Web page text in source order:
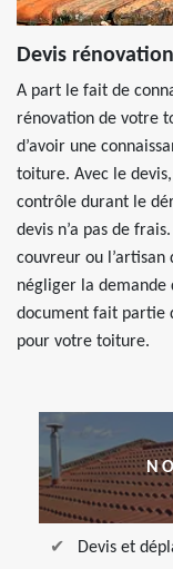
Devis
A part le fait de
rénovation de votre
d’avoir une
toiture. Avec le
contrôle durant le
devis n’a pas de
couvreur ou
négliger la demande
document fait partie
pour votre toiture.
Devis et